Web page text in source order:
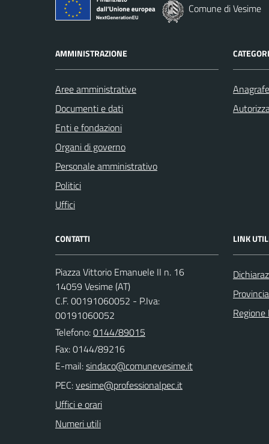
Comune di Vesime
AMMINISTRAZIONE
Aree amministrative
Documenti e dati
Enti e fondazioni
Organi di governo
Personale amministrativo
Politici
Uffici
CONTATTI
Piazza Vittorio Emanuele II n. 16
14059 Vesime (AT)
C.F. 00191060052 - P.Iva:
00191060052
Telefono:0144/89015
Fax: 0144/89216
E-mail:
PEC:
Uffici e orari
Numeri utili
LINK